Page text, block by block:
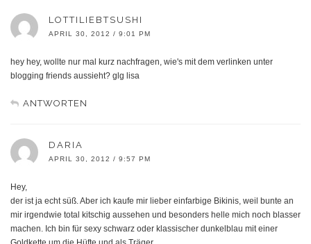
LOTTILIEBTSUSHI
APRIL 30, 2012 / 9:01 PM
hey hey, wollte nur mal kurz nachfragen, wie's mit dem verlinken unter
blogging friends aussieht? glg lisa
ANTWORTEN
DARIA
APRIL 30, 2012 / 9:57 PM
Hey,
der ist ja echt süß. Aber ich kaufe mir lieber einfarbige Bikinis, weil bunte an
mir irgendwie total kitschig aussehen und besonders helle mich noch blasser
machen. Ich bin für sexy schwarz oder klassischer dunkelblau mit einer